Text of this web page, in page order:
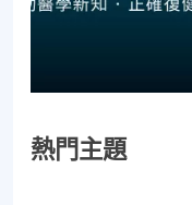
熱門主題